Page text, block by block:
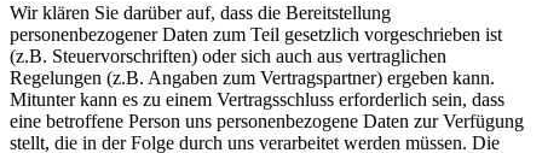
Wir klären Sie darüber auf, dass die Bereitstellung
personenbezogener Daten zum Teil gesetzlich vorgeschrieben ist
(z.B. Steuervorschriften) oder sich auch aus vertraglichen
Regelungen (z.B. Angaben zum Vertragspartner) ergeben kann.
Mitunter kann es zu einem Vertragsschluss erforderlich sein, dass
eine betroffene Person uns personenbezogene Daten zur Verfügung
stellt, die in der Folge durch uns verarbeitet werden müssen. Die